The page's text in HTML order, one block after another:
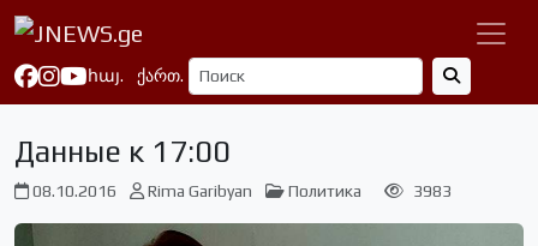
հայ. ქართ.
Данные к 17:00
08.10.2016 Rima Garibyan Политика 3983